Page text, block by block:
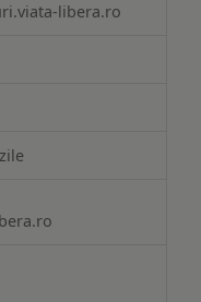
libera.ro